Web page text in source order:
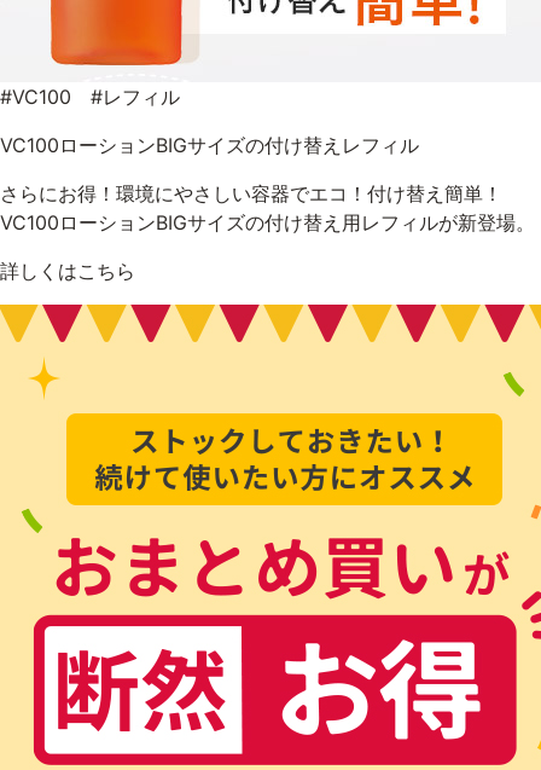
#VC100 #レフィル
VC100ローションBIGサイズの付け替えレフィル
さらにお得！環境にやさしい容器でエコ！付け替え簡単！
VC100ローションBIGサイズの付け替え用レフィルが新登場。
詳しくはこちら